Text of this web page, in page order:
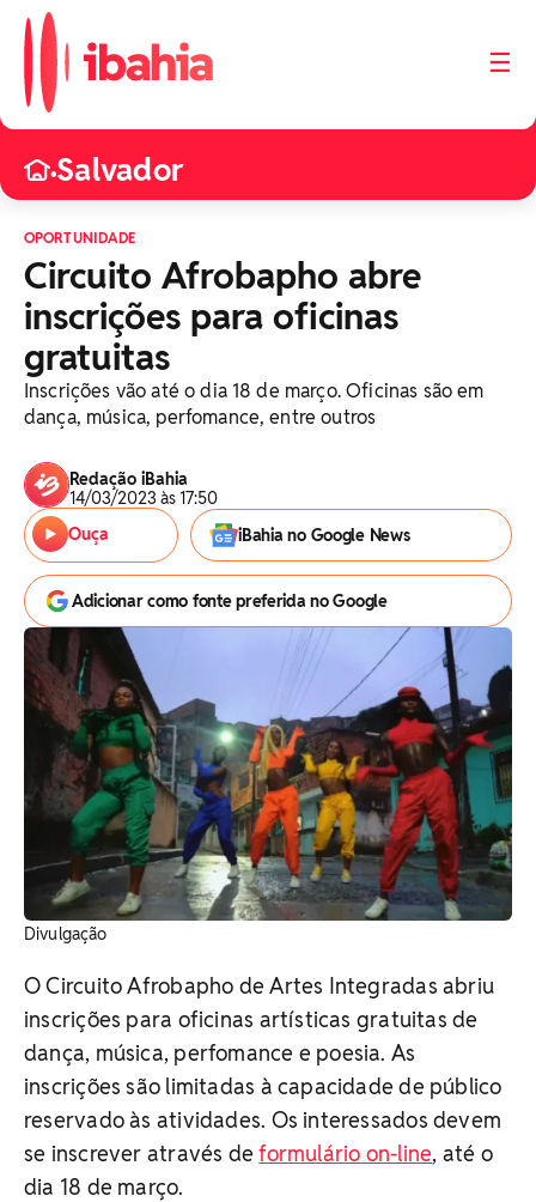
☰
•Salvador
OPORTUNIDADE
Circuito Afrobapho abre
inscrições para oficinas
gratuitas
Inscrições vão até o dia 18 de março. Oficinas são em
dança, música, perfomance, entre outros
Redação iBahia
14/03/2023 às 17:50
Ouça
iBahia no Google News
Adicionar como fonte preferida no Google
Divulgação
O Circuito Afrobapho de Artes Integradas abriu
inscrições para oficinas artísticas gratuitas de
dança, música, perfomance e poesia. As
inscrições são limitadas à capacidade de público
reservado às atividades. Os interessados devem
se inscrever através deformulário on-line, até o
dia 18 de março.